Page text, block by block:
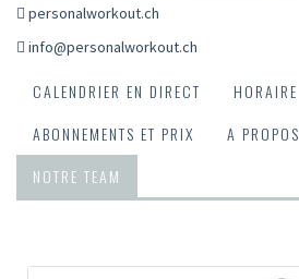
personalworkout.ch
info@personalworkout.ch
CALENDRIER EN DIRECT HORAIRE
ABONNEMENTS ET PRIX
A
NOTRE TEAM